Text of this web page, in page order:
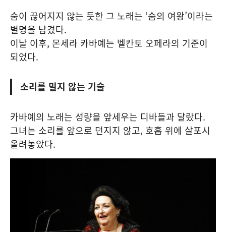
숨이 끊어지지 않는 듯한 그 노래는 ‘숨의 여왕’이라는
별명을 남겼다.
이날 이후, 몬세라 카바예는 벨칸토 오페라의 기준이
되었다.
소리를 밀지 않는 기술
카바예의 노래는 성량을 앞세우는 디바들과 달랐다.
그녀는 소리를 앞으로 던지지 않고, 호흡 위에 살포시
올려놓았다.